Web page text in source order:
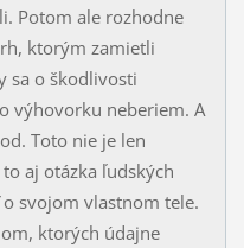
Potom ale rozhodne
ktorým zamietli
sa o škodlivosti
výho­vor­ku neberiem. A
Toto nie je len
aj otázka ľudských
svojom vlastnom tele.
ktorých údajne